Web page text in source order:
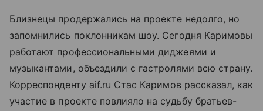
Близнецы продержались на проекте недолго, но
запомнились поклонникам шоу. Сегодня Каримовы
работают профессиональными диджеями и
музыкантами, объездили с гастролями всю страну.
Корреспонденту aif.ru Стас Каримов рассказал, как
участие в проекте повлияло на судьбу братьев-